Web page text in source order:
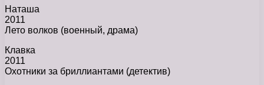
Наташа
2011
Лето волков (военный, драма)
Клавка
2011
Охотники за бриллиантами (детектив)